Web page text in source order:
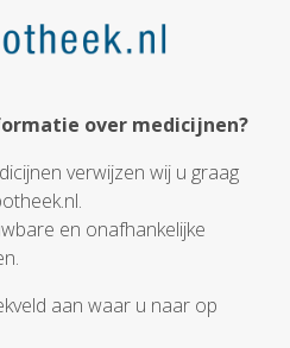
over medicijnen?
verwijzen wij u graag
en onafhankelijke
aan waar u naar op